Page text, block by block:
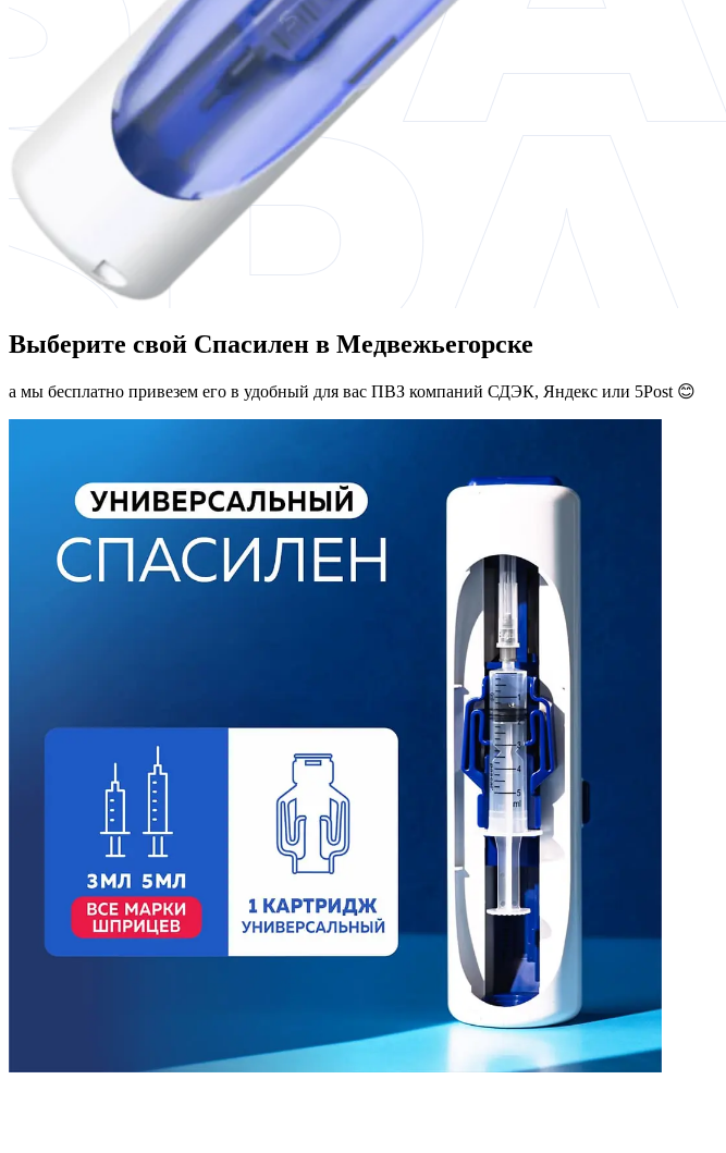
Выберите свой Спасилен в Медвежьегорске
а мы бесплатно привезем его в удобный для вас ПВЗ компаний СДЭК, Яндекс или 5Post 😊